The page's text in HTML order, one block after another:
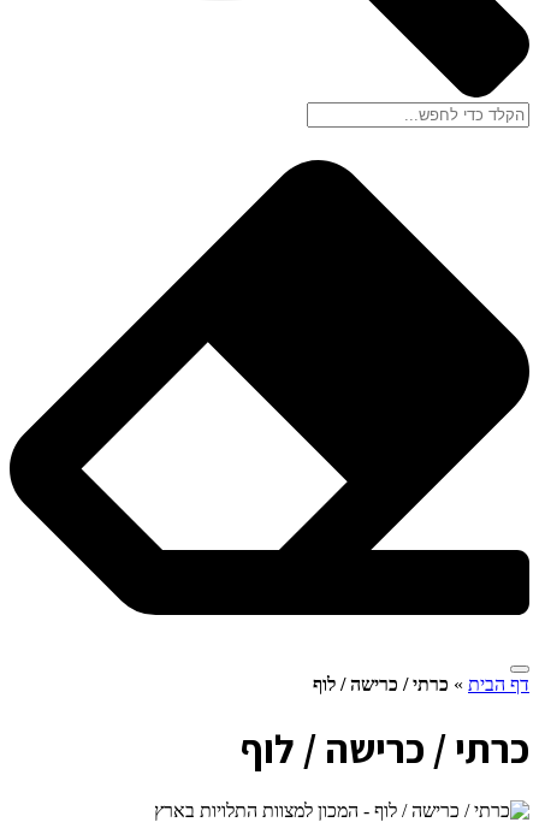
דף הבית » כרתי / כרישה / לוף
כרתי / כרישה / לוף